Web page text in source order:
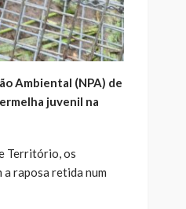
Ambiental (NPA) de
juvenil na
Território, os
a raposa retida num